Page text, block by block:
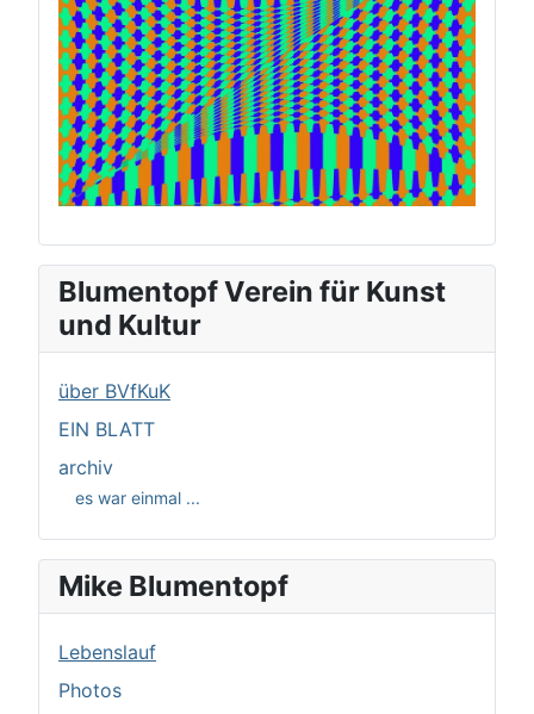
Blumentopf Verein für Kunst
und Kultur
über BVfKuK
EIN BLATT
archiv
es war einmal ...
Mike Blumentopf
Lebenslauf
Photos